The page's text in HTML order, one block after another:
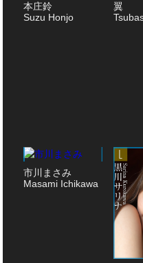
本庄鈴
Suzu Honjo
翼
市川まさみ
Masami Ichikawa